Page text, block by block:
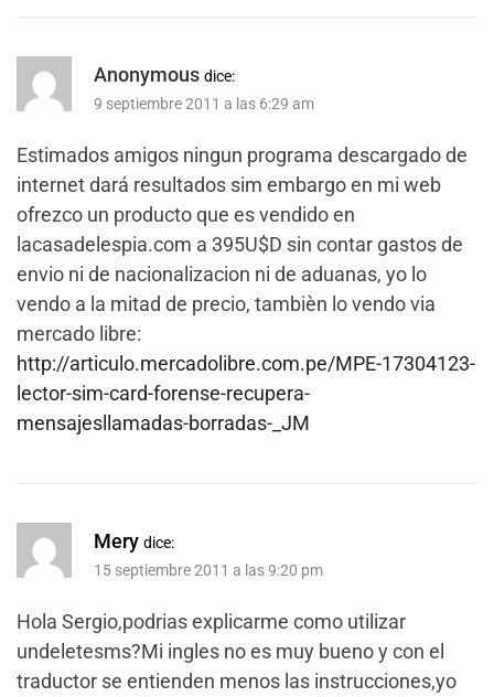
Anonymous dice:
9 septiembre 2011 a las 6:29 am
Estimados amigos ningun programa descargado de
internet dará resultados sim embargo en mi web
ofrezco un producto que es vendido en
lacasadelespia.com a 395U$D sin contar gastos de
envio ni de nacionalizacion ni de aduanas, yo lo
vendo a la mitad de precio, tambièn lo vendo via
mercado libre:
http://articulo.mercadolibre.com.pe/MPE-17304123-
lector-sim-card-forense-recupera-
mensajesllamadas-borradas-_JM
Mery dice:
15 septiembre 2011 a las 9:20 pm
Hola Sergio,podrias explicarme como utilizar
undeletesms?Mi ingles no es muy bueno y con el
traductor se entienden menos las instrucciones,yo